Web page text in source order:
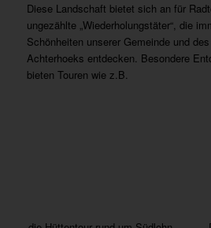
Diese Landschaft bietet sich an für
ungezählte „Wiederholungstäter“, die
Schönheiten unserer Gemeinde und
Achterhoeks entdecken. Besondere
bieten Touren wie z.B.